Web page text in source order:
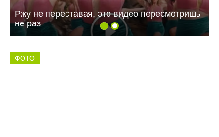
Ржу не переставая, это видео пересмотришь
не раз
ФОТО